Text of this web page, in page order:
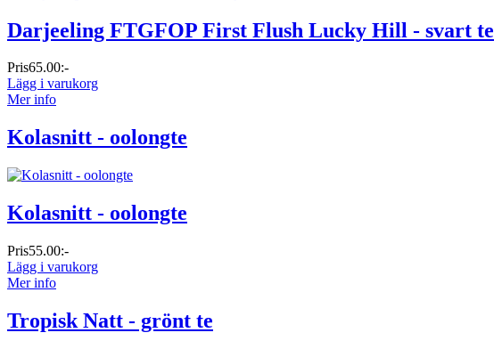
Darjeeling FTGFOP First Flush Lucky Hill - svart te
Pris65.00:-
Lägg i varukorg
Mer info
Kolasnitt - oolongte
Kolasnitt - oolongte
Pris55.00:-
Lägg i varukorg
Mer info
Tropisk Natt - grönt te